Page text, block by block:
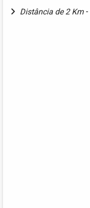
Distância de 2 Km -